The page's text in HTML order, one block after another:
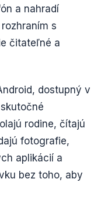
a nahradí
s
čitateľné a
dostupný v
rodine, čítajú
fotografie,
aplikácií a
bez toho, aby